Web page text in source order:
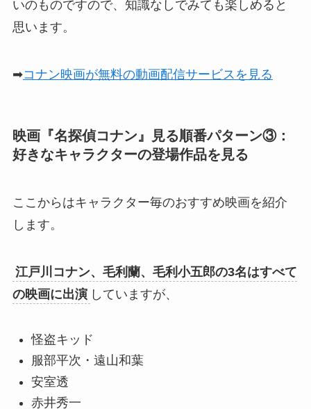
いのものですので、知識なしでみても楽しめると
思います。
➡コナン映画が無料の動画配信サービスを見る
映画『名探偵コナン』見る順番パターン③：
好きなキャラクターの登場作品を見る
ここからはキャラクター毎のおすすめ映画を紹介
します。
江戸川コナン、毛利蘭、毛利小五郎の3名はすべて
の映画に出演 していますが、
怪盗キッド
服部平次・遠山和葉
安室透
赤井秀一